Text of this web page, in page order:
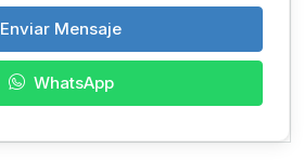
Enviar Mensaje
WhatsApp